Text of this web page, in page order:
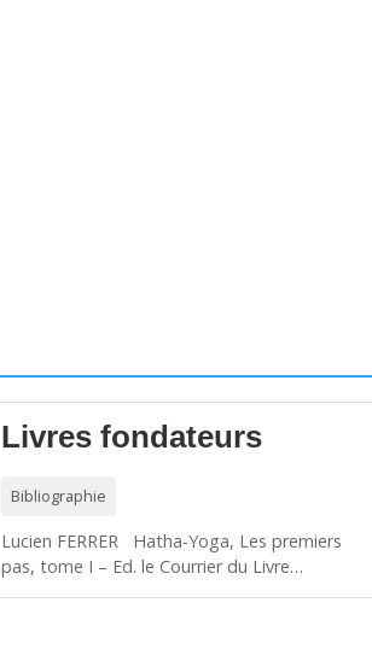
Livres fondateurs
Bibliographie
Lucien FERRER Hatha-Yoga, Les premiers
pas, tome I – Ed. le Courrier du Livre…